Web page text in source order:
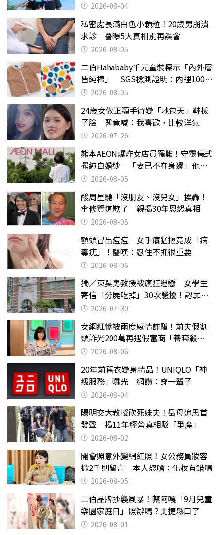
2026-08-04
私密處長滿白色小顆粒！20歲男崩潰
求診 醫曝5大真相別再誤會
2026-08-05
二伯Hahababy千元童裝標示「內外層
皆純棉」 SGS檢測證明：內裡100%
聚酯纖維
2026-08-05
24歲女做正顎手術變「地包天」鞋拔
子臉 醫竟喊：我喜歡，比較洋氣
2026-07-26
熊本AEON爆炸女店員罹難！守靈儀式
擺純白婚紗 「妻已不在身邊」他淚
喊：無法想像
2026-08-05
酸周星馳「沒朋友、沒兒女」挨轟！
李修賢道歉了 親揭30年恩怨真相
2026-08-05
額頭冒出痘痘 女手癢猛摳竟成「病
毒疣」！醫嘆：忍住不抓很重要
2026-08-06
獨／東吳男教授被瘋狂迷戀 女學生
寄信「分屍吃掉」30次騷擾！認罪免
關 2026-07-30
女網紅慘被兩度感情詐騙！前夫假割
頸詐光200萬再遇假富商「養套殺
2000萬」
2026-08-06
20年前舊衣變身精品！UNIQLO「神
級服務」曝光 網讚：穿一輩子
2026-08-04
陽明交大教授砍死妹夫！岳母追思首
發聲 揭11年經營真相駁「爭產」
2026-08-02
開會照意外變網紅照！女公務員妝容
掀2千則留言 本人怒嗆：化妝有錯嗎
2026-08-05
二伯品牌抄襲風暴！蔡阿嘎「9月兒童
樂園家庭日」照辦嗎？北捷鬆口了
2026-08-01